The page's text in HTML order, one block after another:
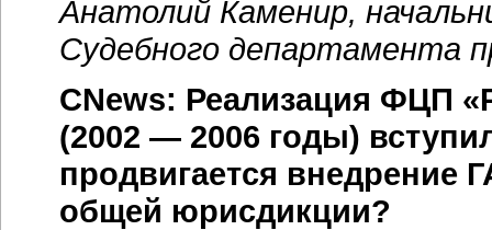
Анатолий Каменир,
Судебного департамента
CNews: Реализация ФЦП
(2002 — 2006 годы)
продвигается внедрение
общей юрисдикции?